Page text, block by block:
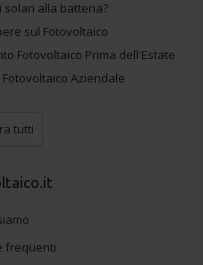
solari alla batteria?
sul Fotovoltaico
Fotovoltaico Prima dell'Estate
Aziendale
tutti
frequenti